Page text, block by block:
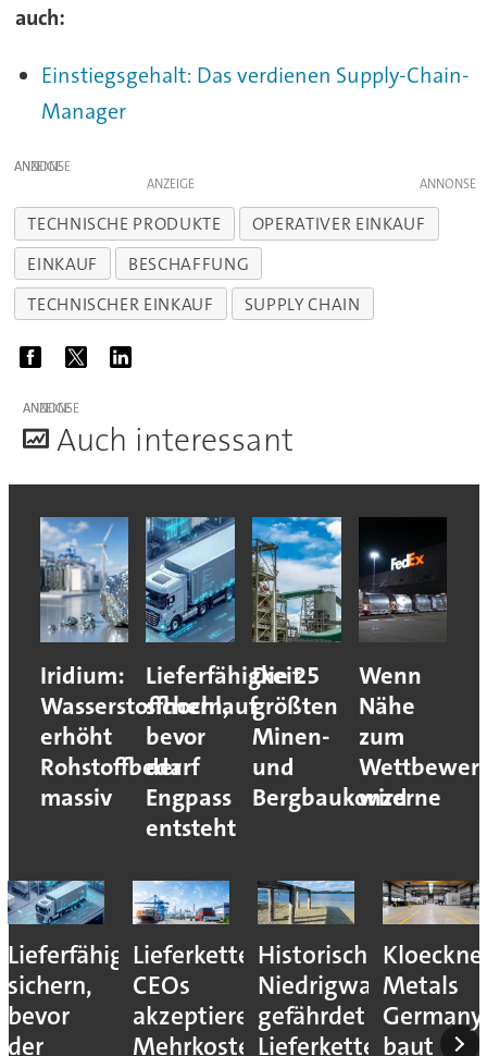
auch:
Einstiegsgehalt: Das verdienen Supply-Chain-
Manager
ANZEIGE
ANZEIGE
TECHNISCHE PRODUKTE
OPERATIVER EINKAUF
EINKAUF
BESCHAFFUNG
TECHNISCHER EINKAUF
SUPPLY CHAIN
ANZEIGE
Auch interessant
Iridium:
Wasserstoffhochlauf
erhöht
Rohstoffbedarf
massiv
Lieferfähigkeit
sichern,
bevor
der
Engpass
entsteht
Die 25
größten
Minen-
und
Bergbaukonzerne
Wenn
Nähe
zum
wird
Lieferfähigkeit
sichern,
bevor
der
Lieferkettenresilienz:
CEOs
akzeptieren
Mehrkosten
Historisches
Niedrigwasser
gefährdet
Lieferketten
Metals
Germany
baut